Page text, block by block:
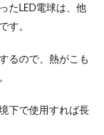
の特徴を知ってお
を選ぼう
またリフォームする時
ーをどのような基準で選
たLED電球は、他
す。
るので、熱がこも
下で使用すれば長